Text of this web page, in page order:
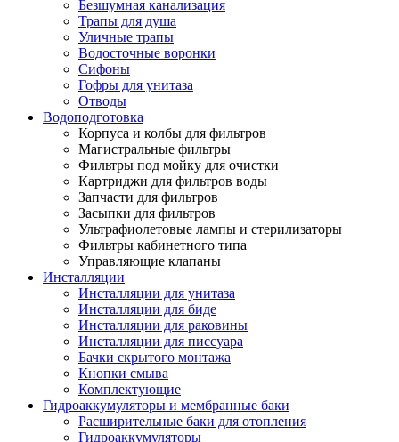
Безшумная канализация
Трапы для душа
Уличные трапы
Водосточные воронки
Сифоны
Гофры для унитаза
Отводы
Водоподготовка
Корпуса и колбы для фильтров
Магистральные фильтры
Фильтры под мойку для очистки
Картриджи для фильтров воды
Запчасти для фильтров
Засыпки для фильтров
Ультрафиолетовые лампы и стерилизаторы
Фильтры кабинетного типа
Управляющие клапаны
Инсталляции
Инсталляции для унитаза
Инсталляции для биде
Инсталляции для раковины
Инсталляции для писсуара
Бачки скрытого монтажа
Кнопки смыва
Комплектующие
Гидроаккумуляторы и мембранные баки
Расширительные баки для отопления
Гидроаккумуляторы